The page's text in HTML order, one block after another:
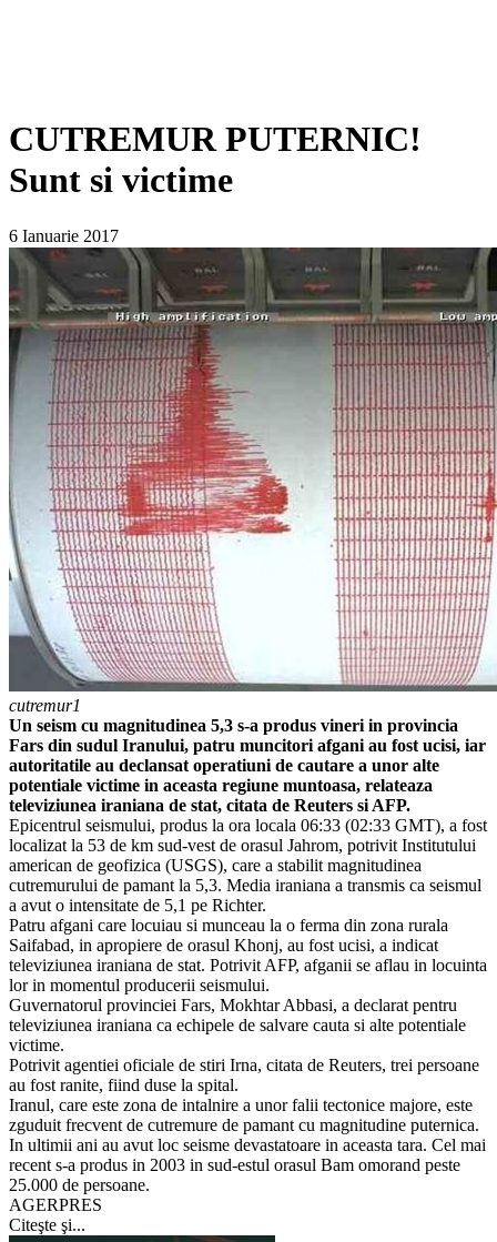
CUTREMUR PUTERNIC!
Sunt si victime
6 Ianuarie 2017
cutremur1
Un seism cu magnitudinea 5,3 s-a produs vineri in provincia
Fars din sudul Iranului, patru muncitori afgani au fost ucisi, iar
autoritatile au declansat operatiuni de cautare a unor alte
potentiale victime in aceasta regiune muntoasa, relateaza
televiziunea iraniana de stat, citata de Reuters si AFP.
Epicentrul seismului, produs la ora locala 06:33 (02:33 GMT), a fost
localizat la 53 de km sud-vest de orasul Jahrom, potrivit Institutului
american de geofizica (USGS), care a stabilit magnitudinea
cutremurului de pamant la 5,3. Media iraniana a transmis ca seismul
a avut o intensitate de 5,1 pe Richter.
Patru afgani care locuiau si munceau la o ferma din zona rurala
Saifabad, in apropiere de orasul Khonj, au fost ucisi, a indicat
televiziunea iraniana de stat. Potrivit AFP, afganii se aflau in locuinta
lor in momentul producerii seismului.
Guvernatorul provinciei Fars, Mokhtar Abbasi, a declarat pentru
televiziunea iraniana ca echipele de salvare cauta si alte potentiale
victime.
Potrivit agentiei oficiale de stiri Irna, citata de Reuters, trei persoane
au fost ranite, fiind duse la spital.
Iranul, care este zona de intalnire a unor falii tectonice majore, este
zguduit frecvent de cutremure de pamant cu magnitudine puternica.
In ultimii ani au avut loc seisme devastatoare in aceasta tara. Cel mai
recent s-a produs in 2003 in sud-estul orasul Bam omorand peste
25.000 de persoane.
AGERPRES
Citeşte şi...